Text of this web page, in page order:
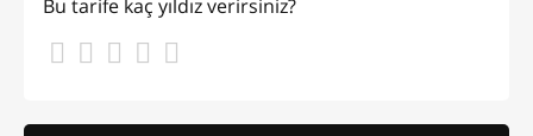
Bu tarife kaç yıldız verirsiniz?